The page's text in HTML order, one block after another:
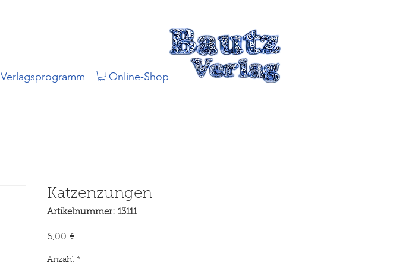
Verlagsprogramm Online-Shop
Katzenzungen
Artikelnummer: 13111
6,00 €Preis
Anzahl *